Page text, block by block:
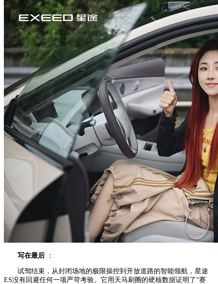
写在最后 ：
试驾结束，从封闭场地的极限操控到开放道路的智能领航，星途
ES没有回避任何一项严苛考验。它用天马刷圈的硬核数据证明了“赛